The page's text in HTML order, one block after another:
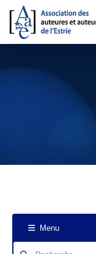
Menu